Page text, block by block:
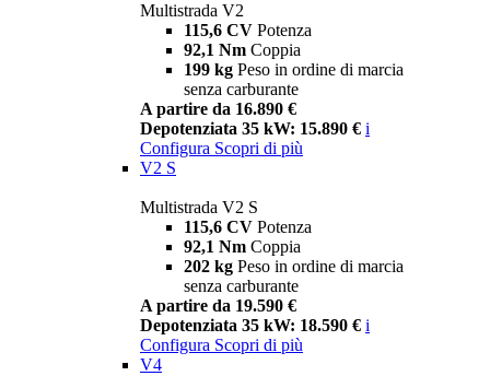
Multistrada V2
115,6 CV Potenza
92,1 Nm Coppia
199 kg Peso in ordine di marcia
senza carburante
A partire da 16.890 €
Depotenziata 35 kW: 15.890 € i
Configura Scopri di più
V2 S
Multistrada V2 S
115,6 CV Potenza
92,1 Nm Coppia
202 kg Peso in ordine di marcia
senza carburante
A partire da 19.590 €
Depotenziata 35 kW: 18.590 € i
Configura Scopri di più
V4